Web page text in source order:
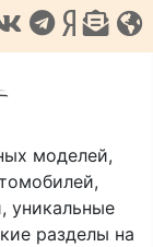
моделей,
уникальные
разделы на